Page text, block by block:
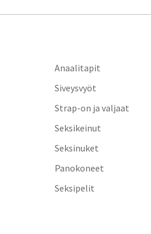
Anaalitapit
Siveysvyöt
Strap-on ja valjaat
Seksikeinut
Seksinuket
Panokoneet
Seksipelit